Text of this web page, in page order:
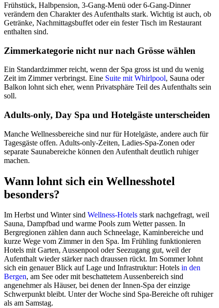
Frühstück, Halbpension, 3-Gang-Menü oder 6-Gang-Dinner
verändern den Charakter des Aufenthalts stark. Wichtig ist auch, ob
Getränke, Nachmittagsbuffet oder ein fester Tisch im Restaurant
enthalten sind.
Zimmerkategorie nicht nur nach Grösse wählen
Ein Standardzimmer reicht, wenn der Spa gross ist und du wenig
Zeit im Zimmer verbringst. Eine Suite mit Whirlpool, Sauna oder
Balkon lohnt sich eher, wenn Privatsphäre Teil des Aufenthalts sein
soll.
Adults-only, Day Spa und Hotelgäste unterscheiden
Manche Wellnessbereiche sind nur für Hotelgäste, andere auch für
Tagesgäste offen. Adults-only-Zeiten, Ladies-Spa-Zonen oder
separate Saunabereiche können den Aufenthalt deutlich ruhiger
machen.
Wann lohnt sich ein Wellnesshotel
besonders?
Im Herbst und Winter sind Wellness-Hotels stark nachgefragt, weil
Sauna, Dampfbad und warme Pools zum Wetter passen. In
Bergregionen zählen dann auch Schneelage, Kaminbereiche und
kurze Wege vom Zimmer in den Spa. Im Frühling funktionieren
Hotels mit Garten, Aussenpool oder Seezugang gut, weil der
Aufenthalt wieder stärker nach draussen rückt. Im Sommer lohnt
sich ein genauer Blick auf Lage und Infrastruktur: Hotels in den
Bergen, am See oder mit beschattetem Aussenbereich sind
angenehmer als Häuser, bei denen der Innen-Spa der einzige
Schwerpunkt bleibt. Unter der Woche sind Spa-Bereiche oft ruhiger
als am Samstag.